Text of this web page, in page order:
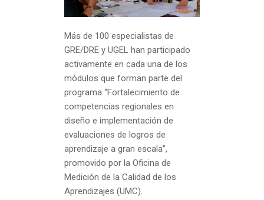
Más de 100 especialistas de
GRE/DRE y UGEL han participado
activamente en cada una de los
módulos que forman parte del
programa “Fortalecimiento de
competencias regionales en
diseño e implementación de
evaluaciones de logros de
aprendizaje a gran escala”,
promovido por la Oficina de
Medición de la Calidad de los
Aprendizajes (UMC).